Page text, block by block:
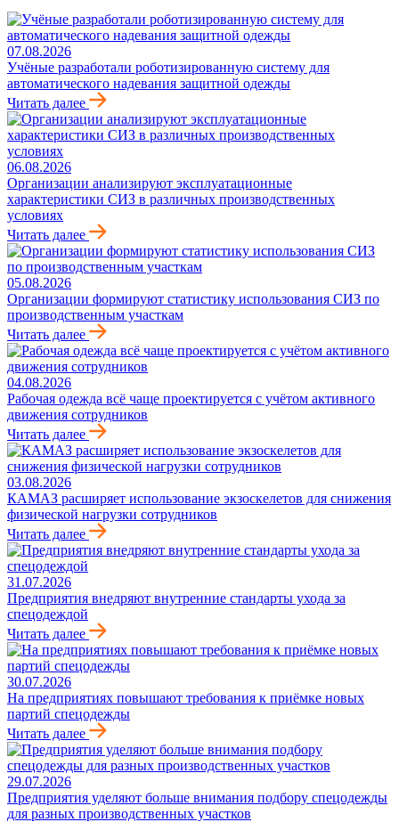
07.08.2026
Учёные разработали роботизированную систему для
автоматического надевания защитной одежды
Читать далее
06.08.2026
Организации анализируют эксплуатационные
характеристики СИЗ в различных производственных
условиях
Читать далее
05.08.2026
Организации формируют статистику использования СИЗ по
производственным участкам
Читать далее
04.08.2026
Рабочая одежда всё чаще проектируется с учётом активного
движения сотрудников
Читать далее
03.08.2026
КАМАЗ расширяет использование экзоскелетов для снижения
физической нагрузки сотрудников
Читать далее
31.07.2026
Предприятия внедряют внутренние стандарты ухода за
спецодеждой
Читать далее
30.07.2026
На предприятиях повышают требования к приёмке новых
партий спецодежды
Читать далее
29.07.2026
Предприятия уделяют больше внимания подбору спецодежды
для разных производственных участков